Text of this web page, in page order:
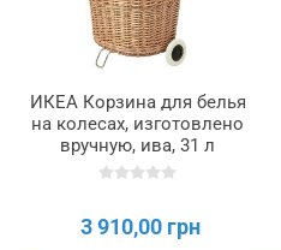
ИКЕА Корзина для белья
на колесах, изготовлено
вручную, ива, 31 л
TOLKNING, 805.126.24
3 910,00 грн